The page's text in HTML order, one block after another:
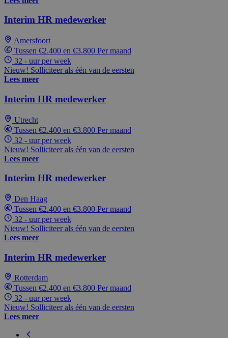
Interim HR medewerker
Amersfoort
Tussen €2.400 en €3.800 Per maand
32 - uur per week
Nieuw! Solliciteer als één van de eersten
Lees meer
Interim HR medewerker
Utrecht
Tussen €2.400 en €3.800 Per maand
32 - uur per week
Nieuw! Solliciteer als één van de eersten
Lees meer
Interim HR medewerker
Den Haag
Tussen €2.400 en €3.800 Per maand
32 - uur per week
Nieuw! Solliciteer als één van de eersten
Lees meer
Interim HR medewerker
Rotterdam
Tussen €2.400 en €3.800 Per maand
32 - uur per week
Nieuw! Solliciteer als één van de eersten
Lees meer